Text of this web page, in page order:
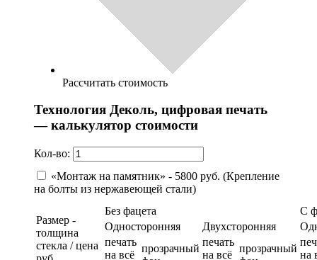
Рассчитать стоимость
Технология Деколь, цифровая печать
— калькулятор стоимости
Кол-во:
«Монтаж на памятник» - 5800 руб. (Крепление
на болты из нержавеющей стали)
Размер -
толщина
стекла / цена
Без фацета
С
Односторонняя
Двухсторонняя
печать
на всё
прозрачный
печать
на всё
прозрачный
на